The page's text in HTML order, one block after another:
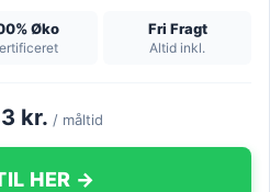
Øko Fri Fragt
Altid inkl.
kr. / måltid
HER →